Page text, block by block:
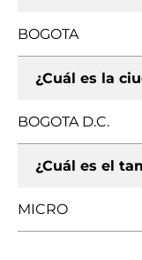
BOGOTA
¿Cuál es la
BOGOTA D.C.
¿Cuál es el
MICRO